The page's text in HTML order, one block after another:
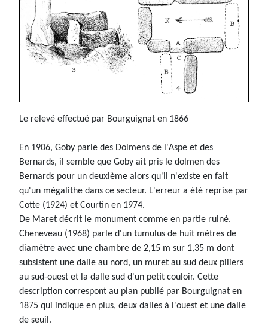
Le relevé effectué par Bourguignat en 1866
En 1906, Goby parle des Dolmens de l'Aspe et des
Bernards, il semble que Goby ait pris le dolmen des
Bernards pour un deuxième alors qu'il n'existe en fait
qu'un mégalithe dans ce secteur. L'erreur a été reprise par
Cotte (1924) et Courtin en 1974.
De Maret décrit le monument comme en partie ruiné.
Cheneveau (1968) parle d'un tumulus de huit mètres de
diamètre avec une chambre de 2,15 m sur 1,35 m dont
subsistent une dalle au nord, un muret au sud deux piliers
au sud-ouest et la dalle sud d'un petit couloir. Cette
description correspont au plan publié par Bourguignat en
1875 qui indique en plus, deux dalles à l'ouest et une dalle
de seuil.